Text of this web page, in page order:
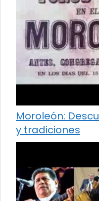
Moroleón:
y tradiciones